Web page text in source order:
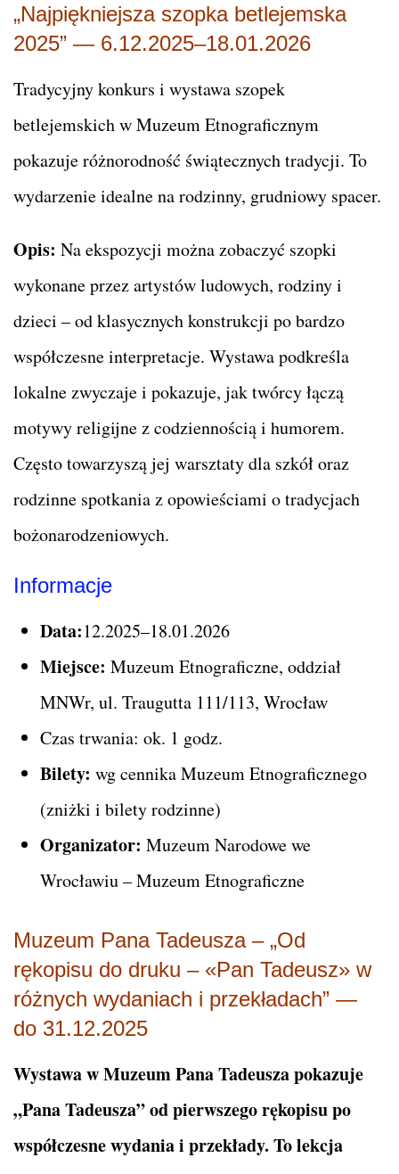
„Najpiękniejsza szopka betlejemska
2025” — 6.12.2025–18.01.2026
Tradycyjny konkurs i wystawa szopek
betlejemskich w Muzeum Etnograficznym
pokazuje różnorodność świątecznych tradycji. To
wydarzenie idealne na rodzinny, grudniowy spacer.
Opis: Na ekspozycji można zobaczyć szopki
wykonane przez artystów ludowych, rodziny i
dzieci – od klasycznych konstrukcji po bardzo
współczesne interpretacje. Wystawa podkreśla
lokalne zwyczaje i pokazuje, jak twórcy łączą
motywy religijne z codziennością i humorem.
Często towarzyszą jej warsztaty dla szkół oraz
rodzinne spotkania z opowieściami o tradycjach
bożonarodzeniowych.
Informacje
Data:12.2025–18.01.2026
Miejsce: Muzeum Etnograficzne, oddział
MNWr, ul. Traugutta 111/113, Wrocław
Czas trwania: ok. 1 godz.
Bilety: wg cennika Muzeum Etnograficznego
(zniżki i bilety rodzinne)
Organizator: Muzeum Narodowe we
Wrocławiu – Muzeum Etnograficzne
Muzeum Pana Tadeusza – „Od
rękopisu do druku – «Pan Tadeusz» w
różnych wydaniach i przekładach” —
do 31.12.2025
Wystawa w Muzeum Pana Tadeusza pokazuje
„Pana Tadeusza” od pierwszego rękopisu po
współczesne wydania i przekłady. To lekcja